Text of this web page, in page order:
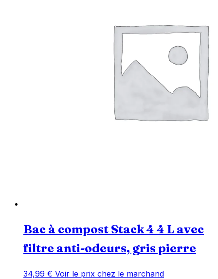
Bac à compost Stack 4 4 L avec
filtre anti-odeurs, gris pierre
34,99 € Voir le prix chez le marchand